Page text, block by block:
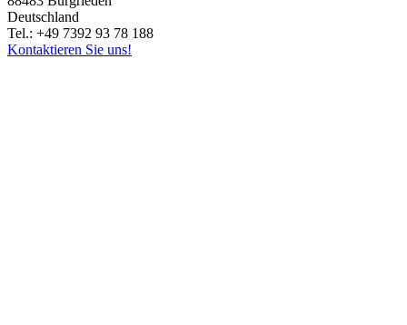
Deutschland
Tel.: +49 7392 93 78 188
Kontaktieren Sie uns!